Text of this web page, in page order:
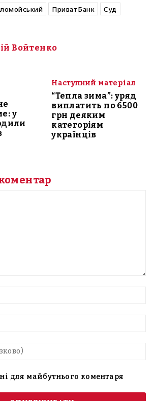
ПриватБанк Суд
Войтенко
у
Наступний матеріал
“Тепла зима”: уряд
виплатить по 6500
грн деяким
категоріям
українців
для майбутнього коментаря